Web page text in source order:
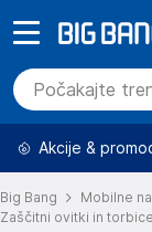
Akcije &
Big Bang Mobilne
Zaščitni ovitki in torbice